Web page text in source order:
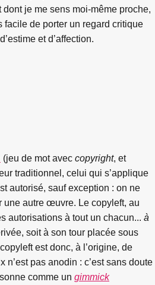
dont je me sens moi-même proche,
facile de porter un regard critique
et d’affection.
(jeu de mot avec copyright, et
traditionnel, celui qui s’applique
autorisé, sauf exception : on ne
une autre œuvre. Le copyleft, au
autorisations à tout un chacun... à
soit à son tour placée sous
est donc, à l’origine, de
pas anodin : c’est sans doute
comme un gimmick